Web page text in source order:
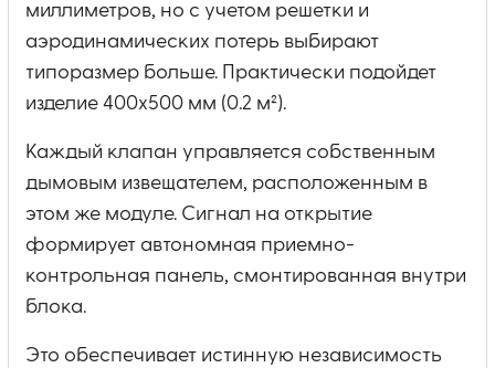
миллиметров, но с учетом решетки и
аэродинамических потерь выбирают
типоразмер больше. Практически подойдет
изделие 400х500 мм (0.2 м²).
Каждый клапан управляется собственным
дымовым извещателем, расположенным в
этом же модуле. Сигнал на открытие
формирует автономная приемно-
контрольная панель, смонтированная внутри
блока.
Это обеспечивает истинную независимость